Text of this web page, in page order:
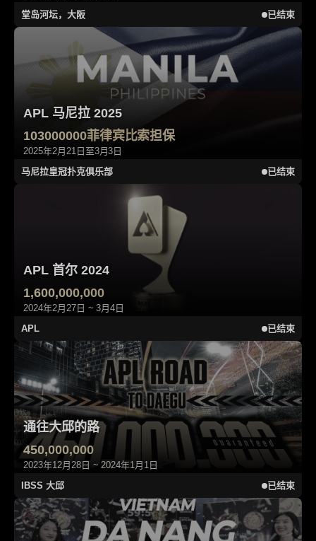
堂岛河坛，大阪
已结束
APL 马尼拉 2025
103000000菲律宾比索担保
2025年2月21日至3月3日
马尼拉皇冠扑克俱乐部
已结束
APL 首尔 2024
1,600,000,000
2024年2月27日 ~ 3月4日
APL
已结束
通往大邱的路
450,000,000
2023年12月28日 ~ 2024年1月1日
IBSS 大邱
已结束